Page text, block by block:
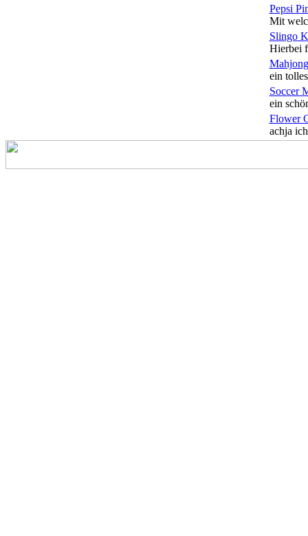
Pepsi
Mit
Slingo
Hierbei
ein
Soccer
ein
Flower
achja